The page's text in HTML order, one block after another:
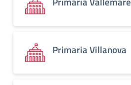
Primaria Villanova